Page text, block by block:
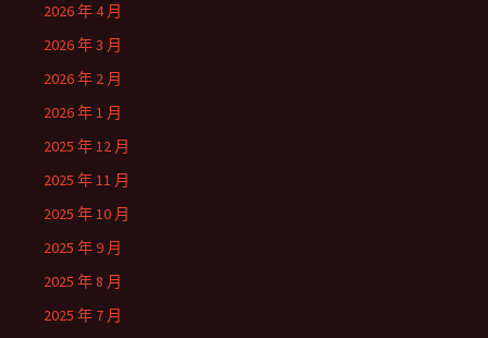
2026 年 4 月
2026 年 3 月
2026 年 2 月
2026 年 1 月
2025 年 12 月
2025 年 11 月
2025 年 10 月
2025 年 9 月
2025 年 8 月
2025 年 7 月